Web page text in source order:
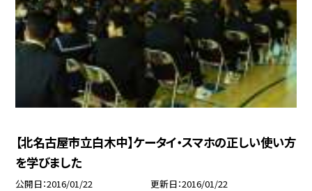
【北名古屋市立白木中】ケータイ・スマホの正しい使い方
を学びました
公開日 2016/01/22 更新日 2016/01/22